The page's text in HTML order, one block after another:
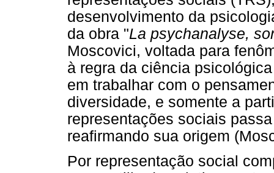
desenvolvimento da
da obra "La psychanalyse,
Moscovici, voltada para
à regra da ciência
em trabalhar com o
diversidade, e somente a
representações sociais
reafirmando sua origem
Por representação social